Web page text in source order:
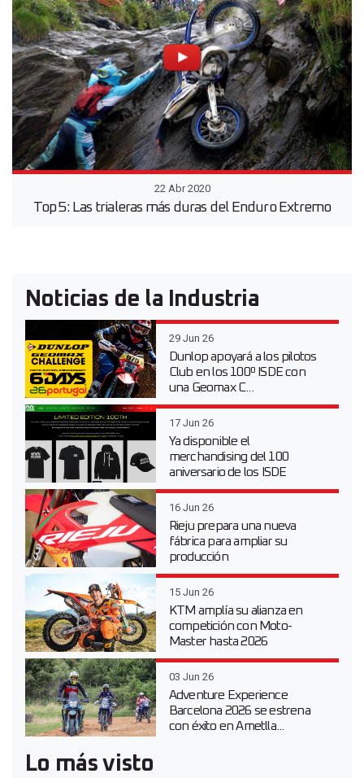
22 Abr 2020
Top 5: Las trialeras más duras del Enduro Extremo
Noticias de la Industria
29 Jun 26
Dunlop apoyará a los pilotos
Club en los 100º ISDE con
una Geomax C...
17 Jun 26
Ya disponible el
merchandising del 100
aniversario de los ISDE
16 Jun 26
Rieju prepara una nueva
fábrica para ampliar su
producción
15 Jun 26
KTM amplía su alianza en
competición con Moto-
Master hasta 2026
03 Jun 26
Adventure Experience
Barcelona 2026 se estrena
con éxito en Ametlla...
Lo más visto